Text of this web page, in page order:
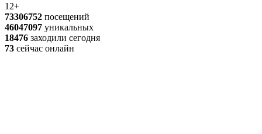
12+
73306752 посещений
46047097 уникальных
18476 заходили сегодня
73 сейчас онлайн